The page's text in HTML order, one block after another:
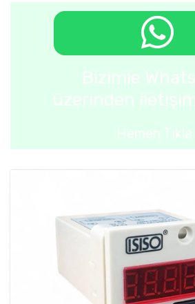
Bizimle
üzerinden
Hemen Tıkla